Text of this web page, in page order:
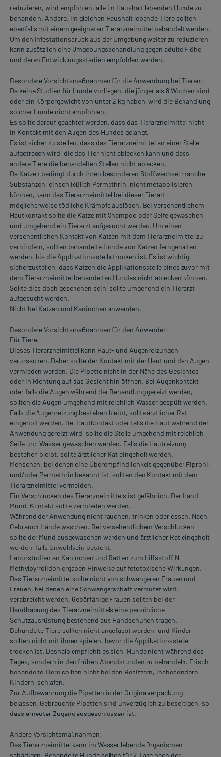
reduzieren, wird empfohlen, alle im Haushalt lebenden Hunde zu
behandeln. Andere, im gleichen Haushalt lebende Tiere sollten
ebenfalls mit einem geeigneten Tierarzneimittel behandelt werden.
Um den Infestationsdruck aus der Umgebung weiter zu reduzieren,
kann zusätzlich eine Umgebungsbehandlung gegen adulte Flöhe
und deren Entwicklungsstadien empfohlen werden.
Besondere Vorsichtsmaßnahmen für die Anwendung bei Tieren:
Da keine Studien für Hunde vorliegen, die jünger als 8 Wochen sind
oder ein Körpergewicht von unter 2 kg haben, wird die Behandlung
solcher Hunde nicht empfohlen.
Es sollte darauf geachtet werden, dass das Tierarzneimittel nicht
in Kontakt mit den Augen des Hundes gelangt.
Es ist sicher zu stellen, dass das Tierarzneimittel an einer Stelle
aufgetragen wird, die das Tier nicht ablecken kann und dass
andere Tiere die behandelten Stellen nicht ablecken.
Da Katzen bedingt durch ihren besonderen Stoffwechsel manche
Substanzen, einschließlich Permethrin, nicht metabolisieren
können, kann das Tierarzneimittel bei dieser Tierart
möglicherweise tödliche Krämpfe auslösen. Bei versehentlichem
Hautkontakt sollte die Katze mit Shampoo oder Seife gewaschen
und umgehend ein Tierarzt aufgesucht werden. Um einen
versehentlichen Kontakt von Katzen mit dem Tierarzneimittel zu
verhindern, sollten behandelte Hunde von Katzen ferngehalten
werden, bis die Applikationsstelle trocken ist. Es ist wichtig,
sicherzustellen, dass Katzen die Applikationsstelle eines zuvor mit
dem Tierarzneimittel behandelten Hundes nicht ablecken können.
Sollte dies doch geschehen sein, sollte umgehend ein Tierarzt
aufgesucht werden.
Nicht bei Katzen und Kaninchen anwenden.
Besondere Vorsichtsmaßnahmen für den Anwender:
Für Tiere.
Dieses Tierarzneimittel kann Haut- und Augenreizungen
verursachen. Daher sollte der Kontakt mit der Haut und den Augen
vermieden werden. Die Pipette nicht in der Nähe des Gesichtes
oder in Richtung auf das Gesicht hin öffnen. Bei Augenkontakt
oder falls die Augen während der Behandlung gereizt werden,
sollten die Augen umgehend mit reichlich Wasser gespült werden.
Falls die Augenreizung bestehen bleibt, sollte ärztlicher Rat
eingeholt werden. Bei Hautkontakt oder falls die Haut während der
Anwendung gereizt wird, sollte die Stelle umgehend mit reichlich
Seife und Wasser gewaschen werden. Falls die Hautreizung
bestehen bleibt, sollte ärztlicher Rat eingeholt werden.
Menschen, bei denen eine Überempfindlichkeit gegenüber Fipronil
und/oder Permethrin bekannt ist, sollten den Kontakt mit dem
Tierarzneimittel vermeiden.
Ein Verschlucken des Tierarzneimittels ist gefährlich. Der Hand-
Mund-Kontakt sollte vermieden werden.
Während der Anwendung nicht rauchen, trinken oder essen. Nach
Gebrauch Hände waschen. Bei versehentlichem Verschlucken
sollte der Mund ausgewaschen werden und ärztlicher Rat eingeholt
werden, falls Unwohlsein besteht.
Laborstudien an Kaninchen und Ratten zum Hilfsstoff N-
Methylpyrrolidon ergaben Hinweise auf fetotoxische Wirkungen.
Das Tierarzneimittel sollte nicht von schwangeren Frauen und
Frauen, bei denen eine Schwangerschaft vermutet wird,
verabreicht werden. Gebärfähige Frauen sollten bei der
Handhabung des Tierarzneimittels eine persönliche
Schutzausrüstung bestehend aus Handschuhen tragen.
Behandelte Tiere sollten nicht angefasst werden, und Kinder
sollten nicht mit ihnen spielen, bevor die Applikationsstelle
trocken ist. Deshalb empfiehlt es sich, Hunde nicht während des
Tages, sondern in den frühen Abendstunden zu behandeln. Frisch
behandelte Tiere sollten nicht bei den Besitzern, insbesondere
Kindern, schlafen.
Zur Aufbewahrung die Pipetten in der Originalverpackung
belassen. Gebrauchte Pipetten sind unverzüglich zu beseitigen, so
dass erneuter Zugang ausgeschlossen ist.
Andere Vorsichtsmaßnahmen:
Das Tierarzneimittel kann im Wasser lebende Organismen
schädigen. Behandelte Hunde sollten für 2 Tage nach der